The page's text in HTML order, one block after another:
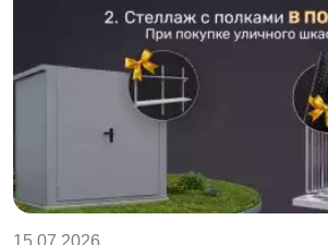
15.07.2026